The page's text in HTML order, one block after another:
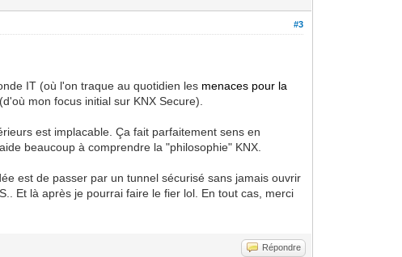
#3
IT (où l'on traque au quotidien les menaces pour la
mon focus initial sur KNX Secure).
est implacable. Ça fait parfaitement sens en
beaucoup à comprendre la "philosophie" KNX.
est de passer par un tunnel sécurisé sans jamais ouvrir
Et là après je pourrai faire le fier lol. En tout cas, merci
Répondre